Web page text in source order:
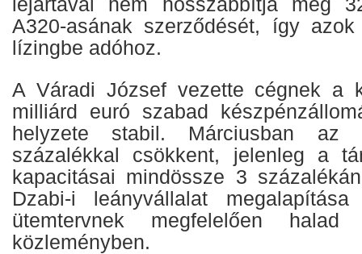
A320-asának szerződését, így
lízingbe adóhoz.
A Váradi József vezette cégnek a
milliárd euró szabad
helyzete stabil. Márciusban az
százalékkal csökkent, jelenleg a
kapacitásai mindössze 3
Dzabi-i leányvállalat
ütemtervnek megfelelően
közleményben.